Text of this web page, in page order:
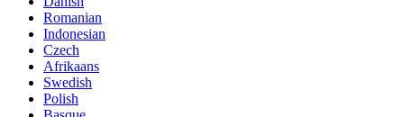
Romanian
Indonesian
Czech
Afrikaans
Swedish
Polish